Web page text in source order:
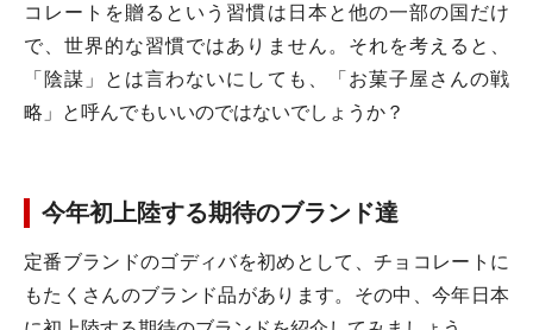
コレートを贈るという習慣は日本と他の一部の国だけ
で、世界的な習慣ではありません。それを考えると、
「陰謀」とは言わないにしても、「お菓子屋さんの戦
略」と呼んでもいいのではないでしょうか？
今年初上陸する期待のブランド達
定番ブランドのゴディバを初めとして、チョコレートに
もたくさんのブランド品があります。その中、今年日本